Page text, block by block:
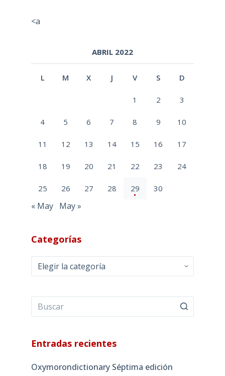
<a
ABRIL 2022
L M X J V S D
1 2 3
4 5 6 7 8 9 10
11 12 13 14 15 16 17
18 19 20 21 22 23 24
25 26 27 28 29 30
« May May »
Categorías
Categorías
Entradas recientes
Oxymorondictionary Séptima edición